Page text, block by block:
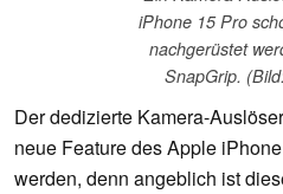
iPhone 15 Pro
nachgerüstet
SnapGrip.
Der dedizierte Kamera-
neue Feature des Apple
werden, denn angeblich ist